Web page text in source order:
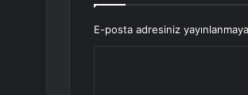
E-posta adresiniz